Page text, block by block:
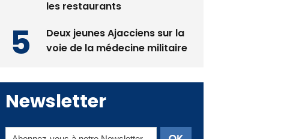
les restaurants
Deux jeunes Ajacciens sur la
voie de la médecine militaire
Newsletter